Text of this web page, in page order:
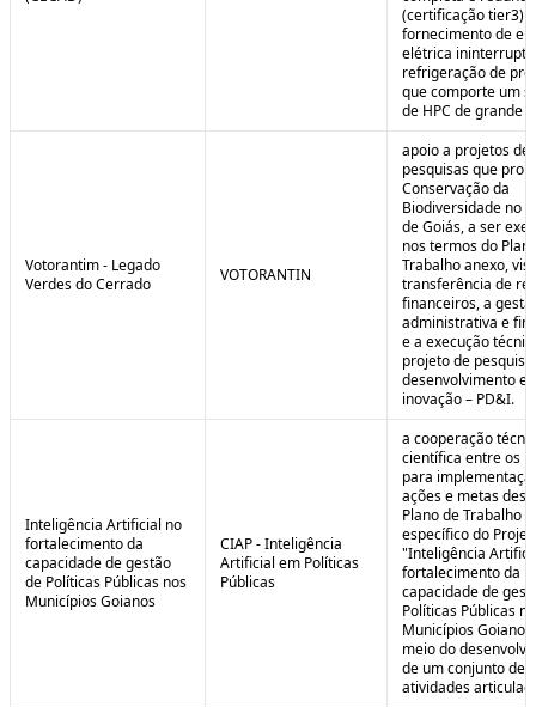
(certificação tier3)
fornecimento de
elétrica
refrigeração de
que comporte um
de HPC de grande
Votorantim - Legado
Verdes do Cerrado
VOTORANTIN
apoio a projetos de
pesquisas que
Conservação da
Biodiversidade no
de Goiás, a ser
nos termos do
Trabalho anexo,
transferência de
financeiros, a
administrativa e
e a execução
projeto de pesquisa,
desenvolvimento e
inovação – PD&I.
Inteligência Artificial no
fortalecimento da
capacidade de gestão
de Políticas Públicas nos
Municípios Goianos
CIAP - Inteligência
Artificial em Políticas
Públicas
a cooperação
científica entre os
para
ações e metas
Plano de Trabalho
específico do
"Inteligência
fortalecimento da
capacidade de
Políticas Públicas
Municípios
meio do
de um conjunto de
atividades